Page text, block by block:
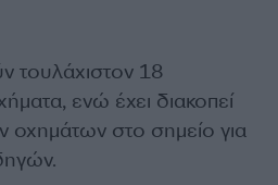
τουλάχιστον 18
ενώ έχει διακοπεί
οχημάτων στο σημείο για